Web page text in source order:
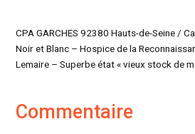
CPA GARCHES 92380 Hauts-de-Seine /
Noir et Blanc – Hospice de la
Lemaire – Superbe état « vieux stock de
Commentaire